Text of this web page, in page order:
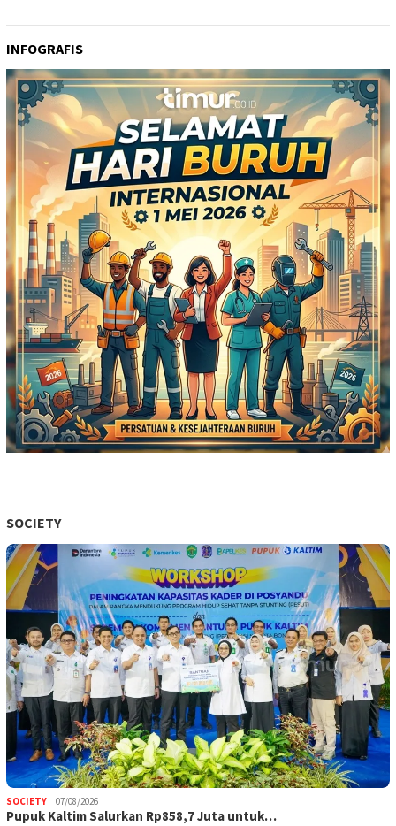
INFOGRAFIS
SOCIETY
SOCIETY 07/08/2026
Pupuk Kaltim Salurkan Rp858,7 Juta untuk…